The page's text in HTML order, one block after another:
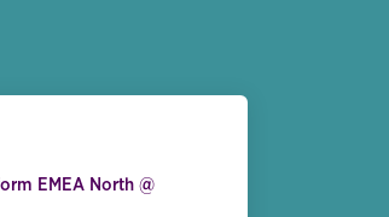
EMEA North @